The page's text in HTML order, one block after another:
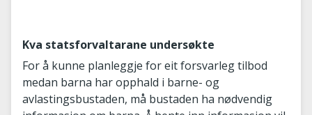
Kva statsforvaltarane undersøkte
For å kunne planleggje for eit forsvarleg tilbod
medan barna har opphald i barne- og
avlastingsbustaden, må bustaden ha nødvendig